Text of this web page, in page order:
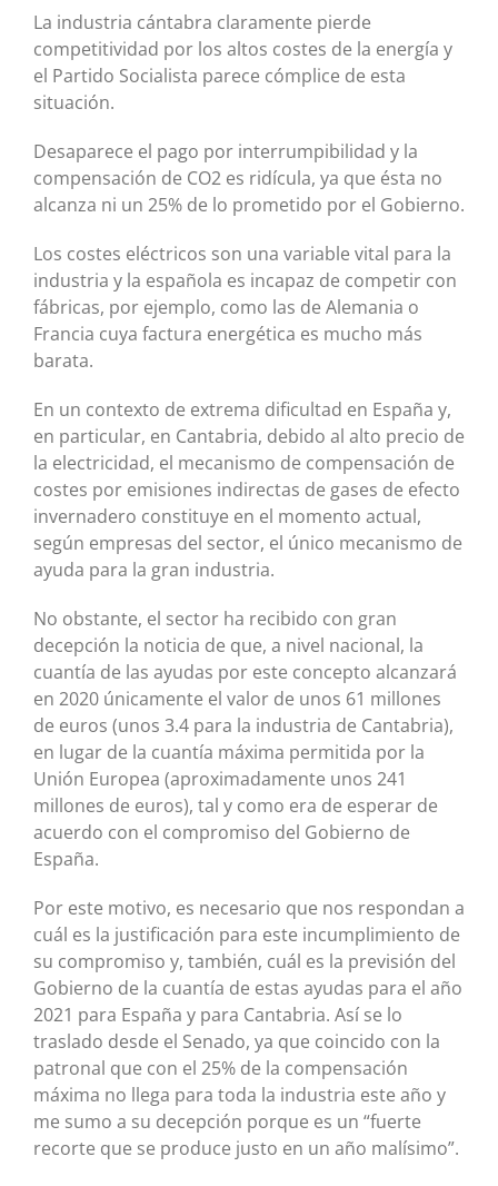
La industria cántabra claramente pierde
competitividad por los altos costes de la energía y
el Partido Socialista parece cómplice de esta
situación.
Desaparece el pago por interrumpibilidad y la
compensación de CO2 es ridícula, ya que ésta no
alcanza ni un 25% de lo prometido por el Gobierno.
Los costes eléctricos son una variable vital para la
industria y la española es incapaz de competir con
fábricas, por ejemplo, como las de Alemania o
Francia cuya factura energética es mucho más
barata.
En un contexto de extrema dificultad en España y,
en particular, en Cantabria, debido al alto precio de
la electricidad, el mecanismo de compensación de
costes por emisiones indirectas de gases de efecto
invernadero constituye en el momento actual,
según empresas del sector, el único mecanismo de
ayuda para la gran industria.
No obstante, el sector ha recibido con gran
decepción la noticia de que, a nivel nacional, la
cuantía de las ayudas por este concepto alcanzará
en 2020 únicamente el valor de unos 61 millones
de euros (unos 3.4 para la industria de Cantabria),
en lugar de la cuantía máxima permitida por la
Unión Europea (aproximadamente unos 241
millones de euros), tal y como era de esperar de
acuerdo con el compromiso del Gobierno de
España.
Por este motivo, es necesario que nos respondan a
cuál es la justificación para este incumplimiento de
su compromiso y, también, cuál es la previsión del
Gobierno de la cuantía de estas ayudas para el año
2021 para España y para Cantabria. Así se lo
traslado desde el Senado, ya que coincido con la
patronal que con el 25% de la compensación
máxima no llega para toda la industria este año y
me sumo a su decepción porque es un “fuerte
recorte que se produce justo en un año malísimo”.